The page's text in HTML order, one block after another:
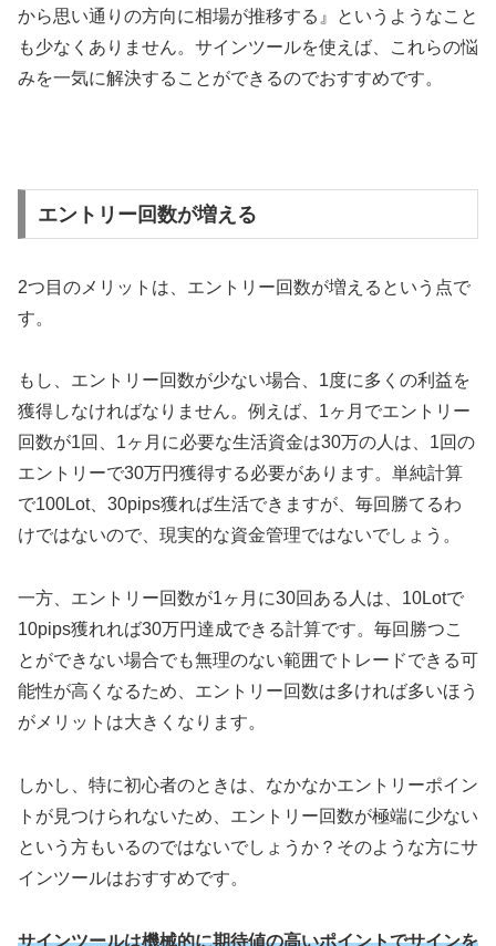
から思い通りの方向に相場が推移する』というようなこと
も少なくありません。サインツールを使えば、これらの悩
みを一気に解決することができるのでおすすめです。
エントリー回数が増える
2つ目のメリットは、エントリー回数が増えるという点で
す。
もし、エントリー回数が少ない場合、 1度に多くの利益を
獲得しなければなりません。例えば、 1ヶ月でエントリー
回数が1回、 1ヶ月に必要な生活資金は30万の人は、 1回の
エントリーで30万円獲得する必要があります。単純計算
で100Lot、 30pips獲れば生活できますが、毎回勝てるわ
けではないので、現実的な資金管理ではないでしょう。
一方、エントリー回数が1ヶ月に30回ある人は、 10Lotで
10pips獲れれば30万円達成できる計算です。毎回勝つこ
とができない場合でも無理のない範囲でトレードできる可
能性が高くなるため、エントリー回数は多ければ多いほう
がメリットは大きくなります。
しかし、特に初心者のときは、なかなかエントリーポイン
トが見つけられないため、エントリー回数が極端に少ない
という方もいるのではないでしょうか？そのような方にサ
インツールはおすすめです。
サインツールは機械的に期待値の高いポイントでサインを